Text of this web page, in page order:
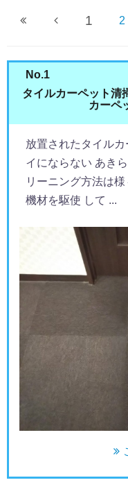
1 2
No.1
タイルカーペット
カーペ
放置されたタイル
イにならない あき
リーニング方法は
機材を駆使 して ...